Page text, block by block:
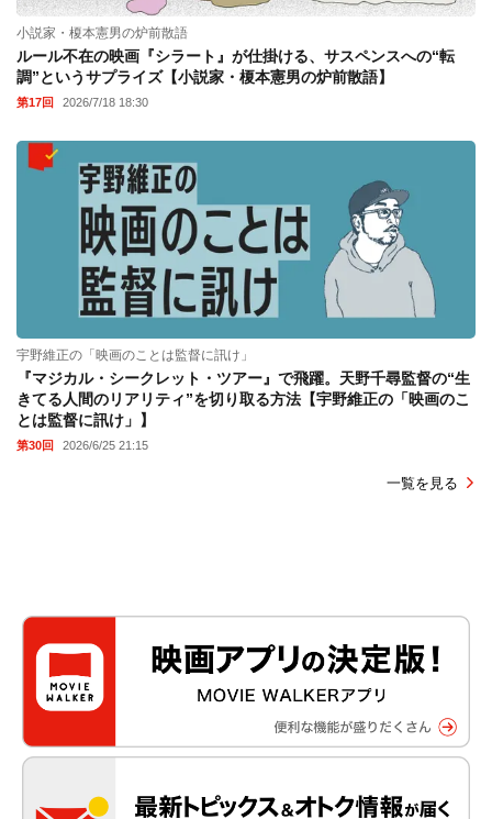
小説家・榎本憲男の炉前散語
ルール不在の映画『シラート』が仕掛ける、サスペンスへの“転
調”というサプライズ【小説家・榎本憲男の炉前散語】
第17回 2026/7/18 18:30
宇野維正の「映画のことは監督に訊け」
『マジカル・シークレット・ツアー』で飛躍。天野千尋監督の“生
きてる人間のリアリティ”を切り取る方法【宇野維正の「映画のこ
とは監督に訊け」】
第30回 2026/6/25 21:15
一覧を見る